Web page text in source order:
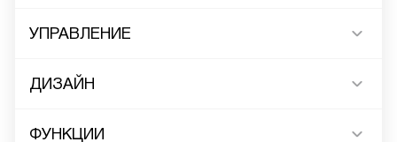
УПРАВЛЕНИЕ
ДИЗАЙН
ФУНКЦИИ